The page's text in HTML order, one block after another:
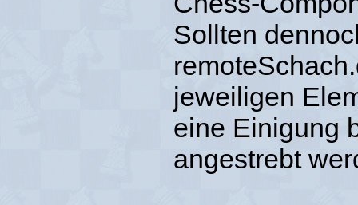
Sollten
jeweiligen
eine Einigung
angestrebt